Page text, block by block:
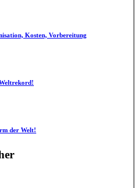
Kosten, Vorbereitung
der Welt!